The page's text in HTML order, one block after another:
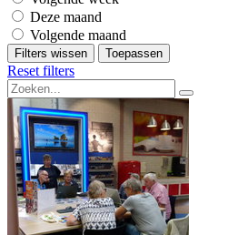
Deze maand
Volgende maand
Filters wissen Toepassen
Reset filters